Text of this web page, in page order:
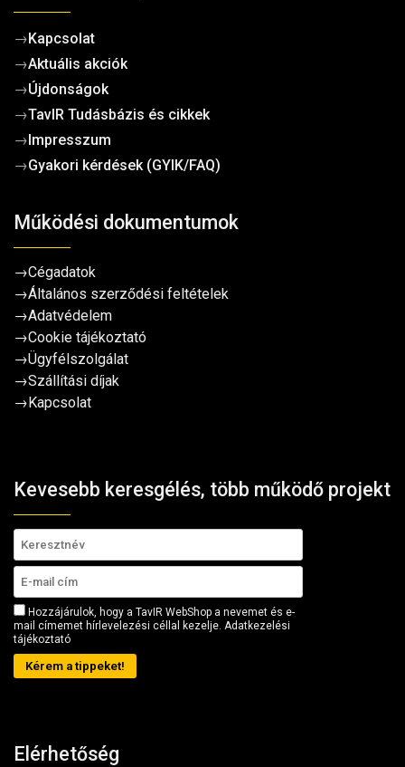
→Kapcsolat
→Aktuális akciók
→Újdonságok
→TavIR Tudásbázis és cikkek
→ Impresszum
→Gyakori kérdések (GYIK/FAQ)
Működési dokumentumok
→Cégadatok
→Általános szerződési feltételek
→Adatvédelem
→Cookie tájékoztató
→Ügyfélszolgálat
→Szállítási díjak
→ Kapcsolat
Kevesebb keresgélés, több működő projekt
Hozzájárulok, hogy a TavIR WebShop a nevemet és e-
mail címemet hírlevelezési céllal kezelje. Adatkezelési
tájékoztató
Kérem a tippeket!
Elérhetőség